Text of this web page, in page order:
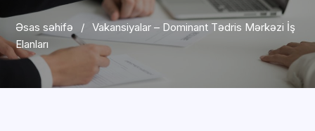
Əsas səhifə /
Vakansiyalar – Dominant Tədris Mərkəzi İş
Elanları